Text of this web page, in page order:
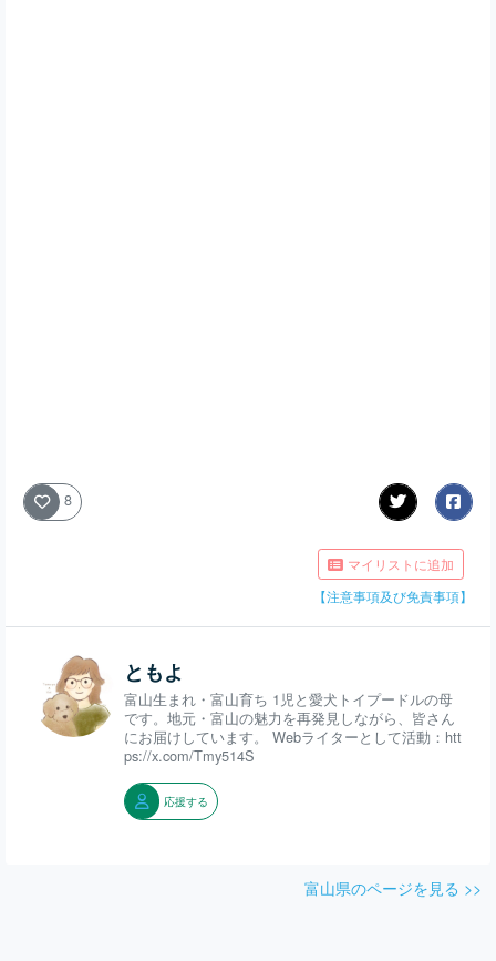
8
マイリストに追加
【注意事項及び免責事項】
ともよ
富山生まれ・富山育ち 1児と愛犬トイプードルの母
です。地元・富山の魅力を再発見しながら、皆さん
にお届けしています。 Webライターとして活動：htt
ps://x.com/Tmy514S
応援する
富山県のページを見る >>